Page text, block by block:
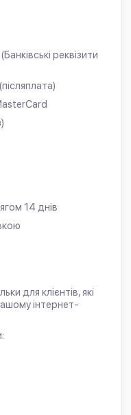
реквізити
14 днів
для клієнтів, які
інтернет-